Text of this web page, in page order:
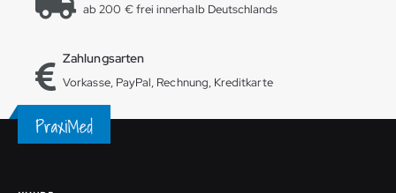
ab 200 € frei innerhalb Deutschlands
Zahlungsarten
Vorkasse, PayPal, Rechnung, Kreditkarte